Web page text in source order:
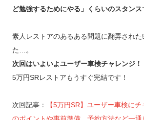
ど勉強するためにやる」くらいのスタンス
素人レストアのあるある問題に翻弄された
た…。
次回はいよいよユーザー車検チャレンジ！
5万円SRレストアもうすぐ完結です！
次回記事：
【5万円SR】ユーザー車検に